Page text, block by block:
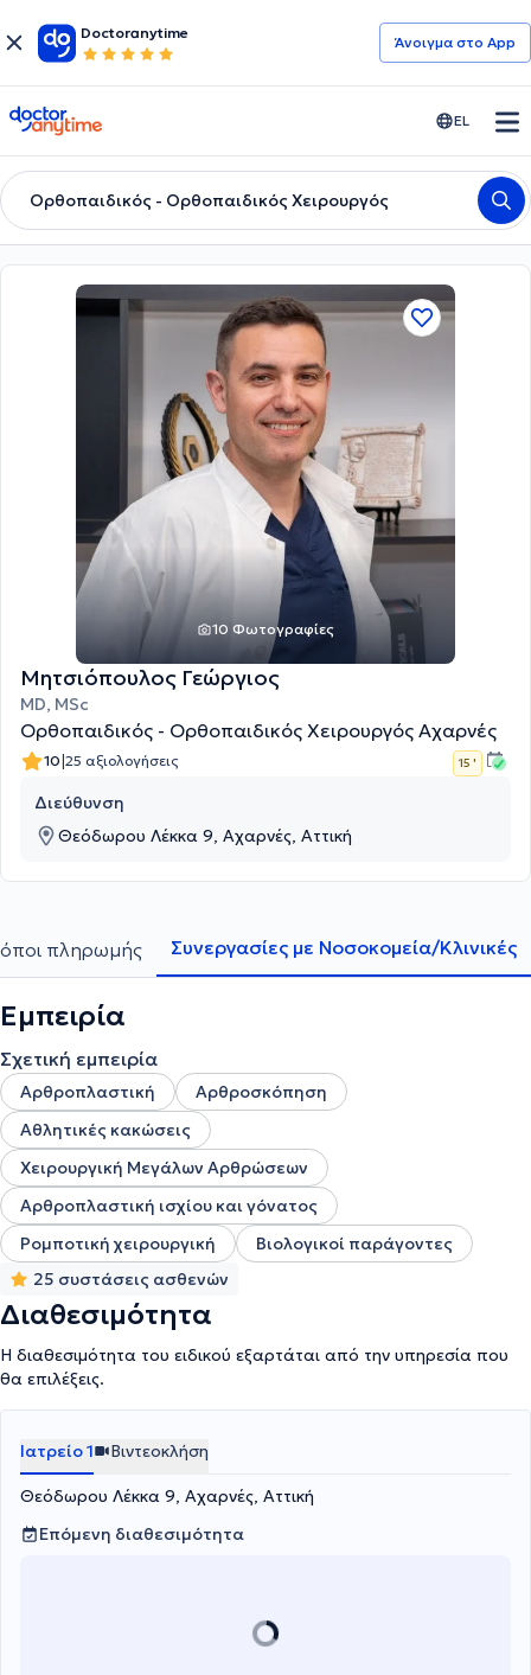
Doctoranytime
Άνοιγμα στο App
doctoranytime EL
Ορθοπαιδικός - Ορθοπαιδικός Χειρουργός
10 Φωτογραφίες
Μητσιόπουλος Γεώργιος
MD, MSc
Ορθοπαιδικός - Ορθοπαιδικός Χειρουργός Αχαρνές
10|25 αξιολογήσεις 15 '
Διεύθυνση
Θεόδωρου Λέκκα 9, Αχαρνές, Αττική
πληρωμής Συνεργασίες με Νοσοκομεία/Κλινικές
Εμπειρία
Σχετική εμπειρία
Αρθροπλαστική
Αρθροσκόπηση
Αθλητικές κακώσεις
Χειρουργική Μεγάλων Αρθρώσεων
Αρθροπλαστική ισχίου και γόνατος
Ρομποτική χειρουργική
Βιολογικοί παράγοντες
25 συστάσεις ασθενών
Διαθεσιμότητα
Η διαθεσιμότητα του ειδικού εξαρτάται από την υπηρεσία που
θα επιλέξεις.
Ιατρείο 1 Βιντεοκλήση
Θεόδωρου Λέκκα 9, Αχαρνές, Αττική
Επόμενη διαθεσιμότητα